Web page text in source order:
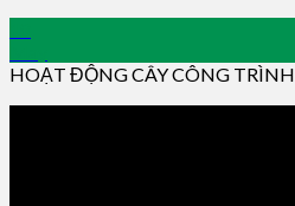
HOẠT ĐỘNG CÂY CÔNG TRÌNH